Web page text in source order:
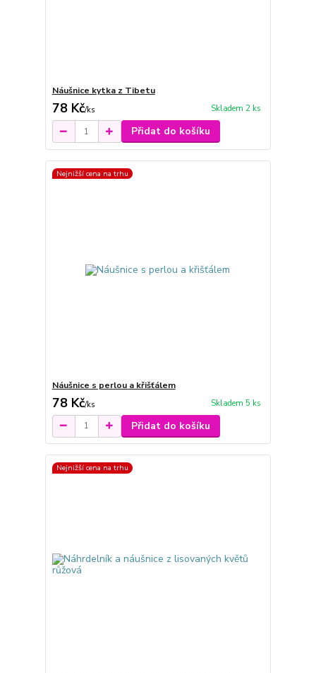
Náušnice kytka z Tibetu
78 Kč/ks Skladem 2 ks
Přidat do košíku
Nejnižší cena na trhu
Náušnice s perlou a křišťálem
78 Kč/ks Skladem 5 ks
Přidat do košíku
Nejnižší cena na trhu